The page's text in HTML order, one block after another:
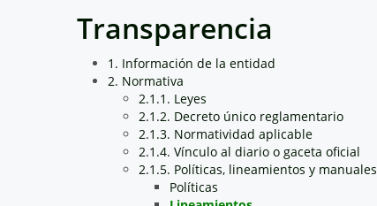
Transparencia
1. Información de la entidad
2. Normativa
2.1.1. Leyes
2.1.2. Decreto único reglamentario
2.1.3. Normatividad aplicable
2.1.4. Vínculo al diario o gaceta oficial
2.1.5. Políticas, lineamientos y manuales
Políticas